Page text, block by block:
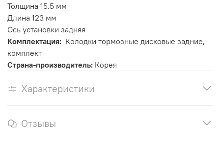
Толщина 15.5 мм
Длина 123 мм
Ось установки задняя
Комплектация: Колодки тормозные дисковые задние,
комплект
Страна-производитель: Корея
Характеристики
Отзывы